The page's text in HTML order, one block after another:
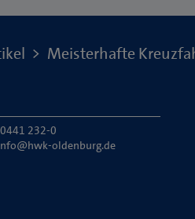
Meisterhafte
232-0
oldenburg.de